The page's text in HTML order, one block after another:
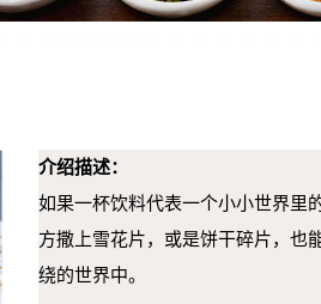
介绍描述：
如果一杯饮料代表一个小小世界里
方撒上雪花片，或是饼干碎片，也
绕的世界中。